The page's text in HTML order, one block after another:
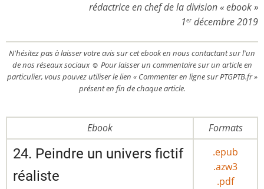
rédactrice en chef de la division « ebook »
1erdécembre 2019
N'hésitez pas à laisser votre avis sur cet ebook en nous contactant sur l'un
de nos réseaux sociaux ☺ Pour laisser un commentaire sur un article en
particulier, vous pouvez utiliser le lien « Commenter en ligne sur PTGPTB.fr »
présent en fin de chaque article.
Ebook Formats
24. Peindre un univers fictif
réaliste
.epub
.azw3
.pdf